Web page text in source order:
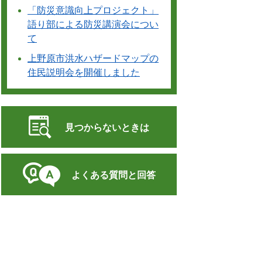
「防災意識向上プロジェクト」
語り部による防災講演会につい
て
上野原市洪水ハザードマップの
住民説明会を開催しました
見つからないときは
よくある質問と回答